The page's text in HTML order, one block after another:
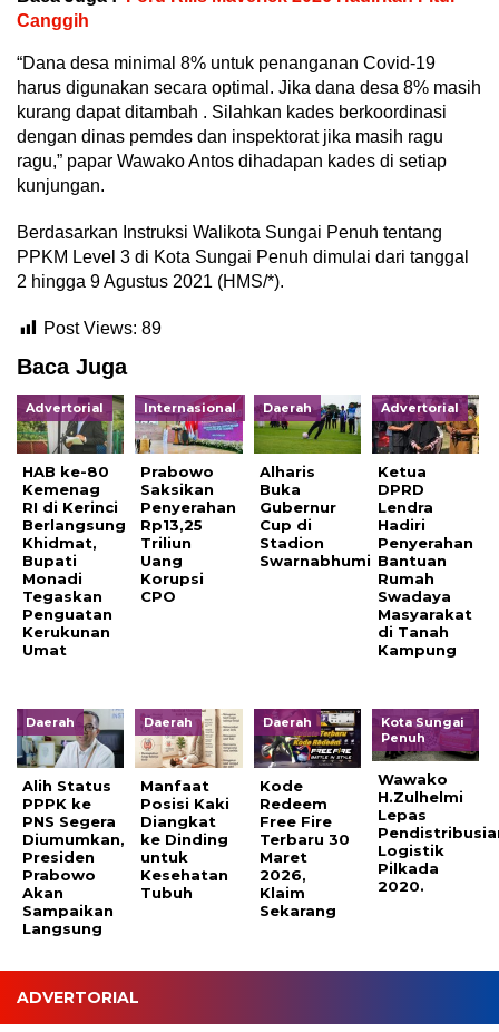
Canggih
“Dana desa minimal 8% untuk penanganan Covid-19
harus digunakan secara optimal. Jika dana desa 8% masih
kurang dapat ditambah . Silahkan kades berkoordinasi
dengan dinas pemdes dan inspektorat jika masih ragu
ragu,” papar Wawako Antos dihadapan kades di setiap
kunjungan.
Berdasarkan Instruksi Walikota Sungai Penuh tentang
PPKM Level 3 di Kota Sungai Penuh dimulai dari tanggal
2 hingga 9 Agustus 2021 (HMS/*).
Post Views: 89
Baca Juga
Advertorial
HAB ke-80
Kemenag
RI di Kerinci
Berlangsung
Khidmat,
Bupati
Monadi
Tegaskan
Penguatan
Kerukunan
Umat
Internasional
Prabowo
Saksikan
Penyerahan
Rp13,25
Triliun
Uang
Korupsi
CPO
Daerah
Alharis
Buka
Gubernur
Cup di
Stadion
Swarnabhumi
Advertorial
Ketua
DPRD
Lendra
Hadiri
Penyerahan
Bantuan
Rumah
Swadaya
Masyarakat
di Tanah
Kampung
Daerah
Alih Status
PPPK ke
PNS Segera
Diumumkan,
Presiden
Prabowo
Akan
Sampaikan
Langsung
Daerah
Manfaat
Posisi Kaki
Diangkat
ke Dinding
untuk
Kesehatan
Tubuh
Daerah
Kode
Redeem
Free Fire
Terbaru 30
Maret
2026,
Klaim
Sekarang
Kota Sungai
Penuh
Wawako
H.Zulhelmi
Lepas
Logistik
Pilkada
2020.
ADVERTORIAL